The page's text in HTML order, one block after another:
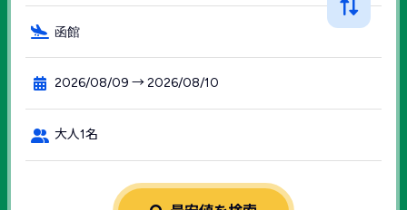
函館
2026/08/09 → 2026/08/10
大人1名